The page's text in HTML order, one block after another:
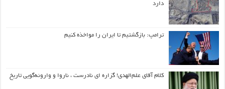
دارد
ترامپ: بازگشتیم تا ایران را مواخذه کنیم
کلام آقای علم‌الهدی! گزاره ای نادرست ، ناروا و وارونه‌گویی تاریخ